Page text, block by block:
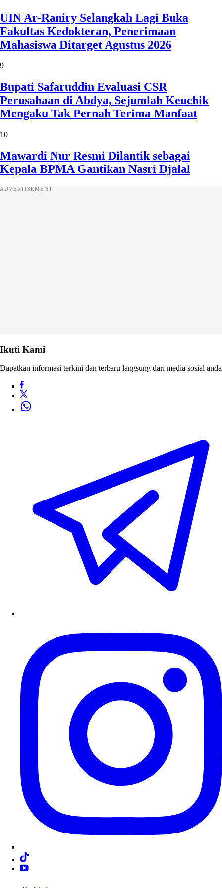
UIN Ar-Raniry Selangkah Lagi Buka
Fakultas Kedokteran, Penerimaan
Mahasiswa Ditarget Agustus 2026
9
Bupati Safaruddin Evaluasi CSR
Perusahaan di Abdya, Sejumlah Keuchik
Mengaku Tak Pernah Terima Manfaat
10
Mawardi Nur Resmi Dilantik sebagai
Kepala BPMA Gantikan Nasri Djalal
ADVERTISEMENT
Ikuti Kami
Dapatkan informasi terkini dan terbaru langsung dari media sosial anda